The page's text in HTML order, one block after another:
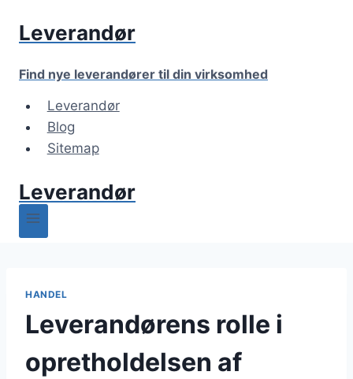
Leverandør
Find nye leverandører til din virksomhed
Leverandør
Blog
Sitemap
Leverandør
HANDEL
Leverandørens rolle i
opretholdelsen af